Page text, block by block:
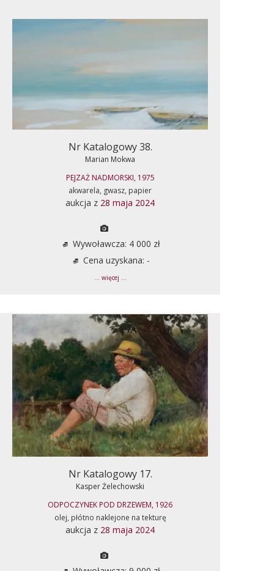
Nr Katalogowy 38.
Marian Mokwa
PEJZAŻ NADMORSKI, 1975
akwarela, gwasz, papier
aukcja z 28 maja 2024
Wywoławcza: 4 000 zł
Cena uzyskana: -
... więcej ...
Nr Katalogowy 17.
Kasper Żelechowski
ODPOCZYNEK POD DRZEWEM, 1926
olej, płótno naklejone na tekturę
aukcja z 28 maja 2024